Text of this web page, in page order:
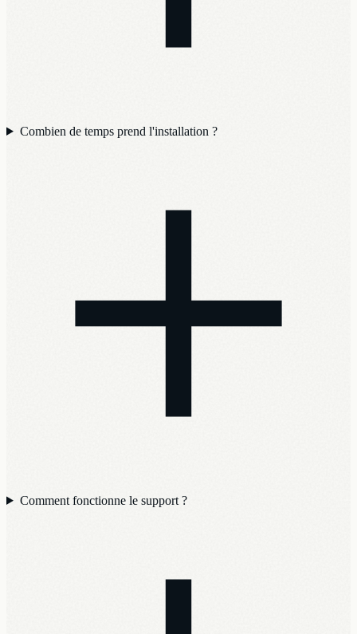
Combien de temps prend l'installation ?
Comment fonctionne le support ?